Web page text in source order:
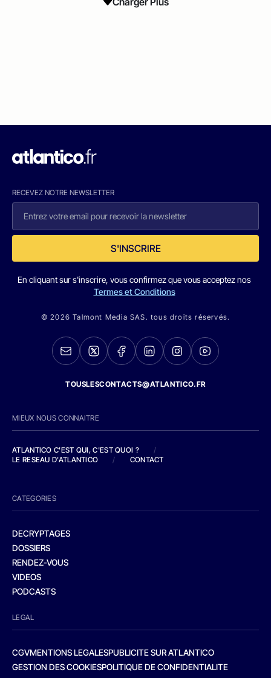
RECEVEZ NOTRE NEWSLETTER
S'INSCRIRE
En cliquant sur s'inscrire, vous confirmez que vous acceptez nos
Termes et Conditions
© 2026 Talmont Media SAS. tous droits réservés.
TOUSLESCONTACTS@ATLANTICO.FR
MIEUX NOUS CONNAITRE
ATLANTICO C'EST QUI, C'EST QUOI ?
/
LE RESEAU D'ATLANTICO
/ CONTACT
CATEGORIES
DECRYPTAGES
DOSSIERS
RENDEZ-VOUS
VIDEOS
PODCASTS
LEGAL
CGVMENTIONS LEGALESPUBLICITE SUR ATLANTICO
GESTION DES COOKIESPOLITIQUE DE CONFIDENTIALITE